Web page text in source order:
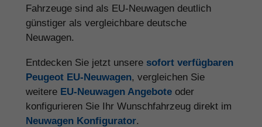
Fahrzeuge sind als EU-Neuwagen deutlich
günstiger als vergleichbare deutsche
Neuwagen.
Entdecken Sie jetzt unsere sofort verfügbaren
Peugeot EU-Neuwagen, vergleichen Sie
weitere EU-Neuwagen Angebote oder
konfigurieren Sie Ihr Wunschfahrzeug direkt im
Neuwagen Konfigurator.